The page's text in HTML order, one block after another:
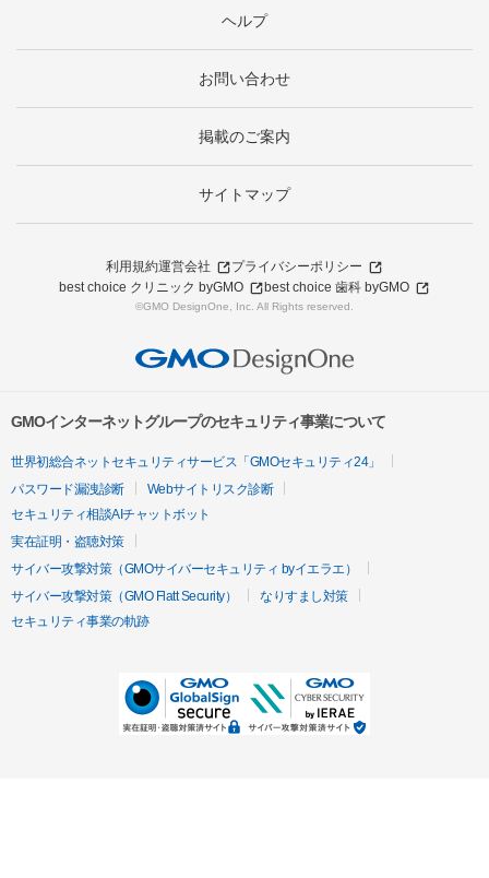
ヘルプ
お問い合わせ
掲載のご案内
サイトマップ
利用規約運営会社
プライバシーポリシー
best choice クリニック byGMO
best choice 歯科 byGMO
©GMO DesignOne, Inc. All Rights reserved.
GMOインターネットグループのセキュリティ事業について
世界初総合ネットセキュリティサービス「GMOセキュリティ24」
パスワード漏洩診断
Webサイトリスク診断
セキュリティ相談AIチャットボット
実在証明・盗聴対策
サイバー攻撃対策（GMOサイバーセキュリティ byイエラエ）
サイバー攻撃対策（GMO Flatt Security）
なりすまし対策
セキュリティ事業の軌跡